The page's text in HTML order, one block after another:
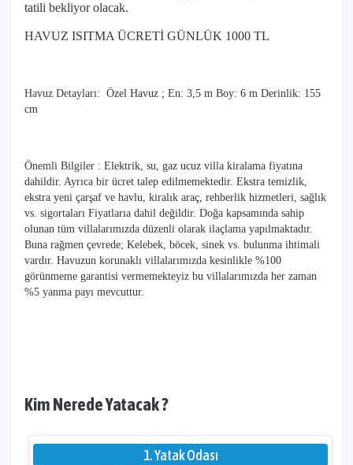
tatili bekliyor olacak.
HAVUZ ISITMA ÜCRETİ GÜNLÜK 1000 TL
Havuz Detayları: Özel Havuz ; En: 3,5 m Boy: 6 m Derinlik: 155
cm
Önemli Bilgiler : Elektrik, su, gaz ucuz villa kiralama fiyatına
dahildir. Ayrıca bir ücret talep edilmemektedir. Ekstra temizlik,
ekstra yeni çarşaf ve havlu, kiralık araç, rehberlik hizmetleri, sağlık
vs. sigortaları Fiyatlarıa dahil değildir. Doğa kapsamında sahip
olunan tüm villalarımızda düzenli olarak ilaçlama yapılmaktadır.
Buna rağmen çevrede; Kelebek, böcek, sinek vs. bulunma ihtimali
vardır. Havuzun korunaklı villalarımızda kesinlikle %100
görünmeme garantisi vermemekteyiz bu villalarımızda her zaman
%5 yanma payı mevcuttur.
Kim Nerede Yatacak ?
1. Yatak Odası